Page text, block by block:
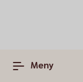
Meny